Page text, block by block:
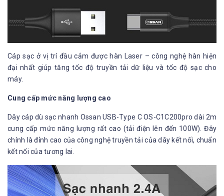
Cáp sạc ở vị trí đầu cắm được hàn Laser – công nghệ hàn hiện
đại nhất giúp tăng tốc độ truyền tải dữ liệu và tốc độ sạc cho
máy.
Cung cấp mức năng lượng cao
Dây cáp dù sạc nhanh Ossan USB-Type C OS-C1C200pro dài 2m
cung cấp mức năng lượng rất cao (tải điện lên đến 100W). Đây
chính là đỉnh cao của công nghệ truyền tải của dây kết nối, chuẩn
kết nối của tương lai.